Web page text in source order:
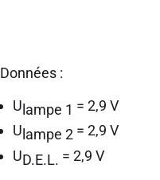
Données :
Ulampe 1 = 2,9 V
Ulampe 2 = 2,9 V
UD.E.L. = 2,9 V